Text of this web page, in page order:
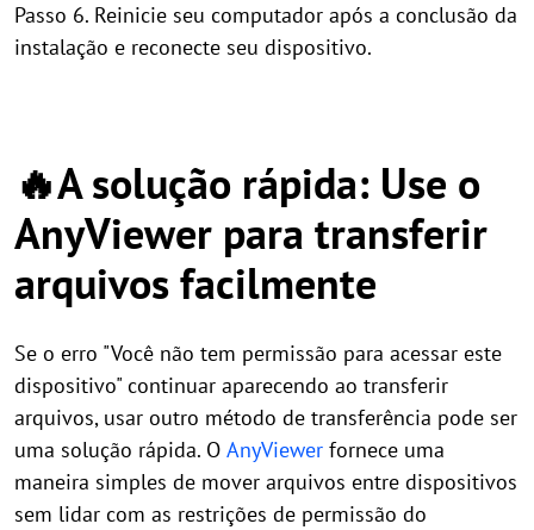
Passo 6. Reinicie seu computador após a conclusão da
instalação e reconecte seu dispositivo.
🔥A solução rápida: Use o
AnyViewer para transferir
arquivos facilmente
Se o erro "Você não tem permissão para acessar este
dispositivo" continuar aparecendo ao transferir
arquivos, usar outro método de transferência pode ser
uma solução rápida. O AnyViewer fornece uma
maneira simples de mover arquivos entre dispositivos
sem lidar com as restrições de permissão do